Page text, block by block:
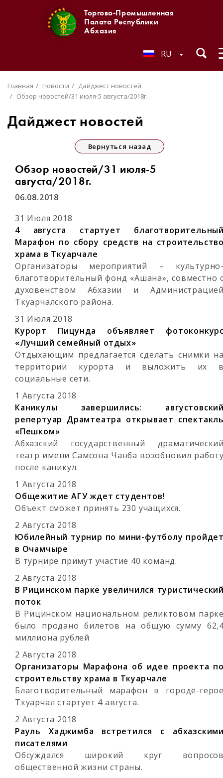
Торгово-Промышленная
Палата Республики
Абхазия
RU
Главная Новости
Дайджест новостей
Обзор новостей/31 июля-5 августа/2018г.
Дайджест новостей
Вернуться назад
Обзор новостей/31 июля-5
августа/2018г.
06.08.2018
31 Июля 2018
4 августа стартует
Марафон по сбору средств на
храма в Ткуарчале
Организаторы мероприятий –
благотворительный фонд «Ашана», совместно
духовенством Абхазии и
Ткуарчалского района.
31 Июля 2018
Курорт Пицунда объявляет
«Лучший семейный отдых»
Отдыхающим предлагается сделать снимки
территории курорта и выложить их
социальные сети.
1 Августа 2018
Каникулы завершились:
репертуар Драмтеатра открывает
«Пешком»
Абхазский государственный
театр имени Самсона Чанба возобновил
после каникул.
1 Августа 2018
Общежитие АГУ ждет студентов!
Объект сможет принять 230 учащихся.
2 Августа 2018
Юбилейный турнир по мини-футболу
в Очамчыре
В турнире примут участие 40 команд.
2 Августа 2018
В Рицинском парке увеличился
поток
В Рицинском национальном реликтовом
было продано билетов на общую сумму
миллиона рублей
2 Августа 2018
Организаторы Марафона об идее проекта
строительству храма в Ткуарчале
Благотворительный марафон в городе-
Ткуарчал стартует 4 августа.
2 Августа 2018
Рауль Хаджимба встретился с
писателями
Обсуждался широкий круг
общественной жизни страны.